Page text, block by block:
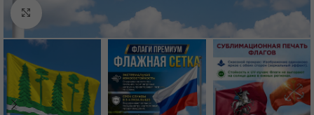
Нажмите, чтобы увеличить